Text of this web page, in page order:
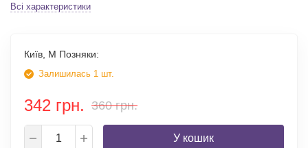
Всі характеристики
Київ, М Позняки:
Залишилась 1 шт.
342 грн. 360 грн.
У кошик